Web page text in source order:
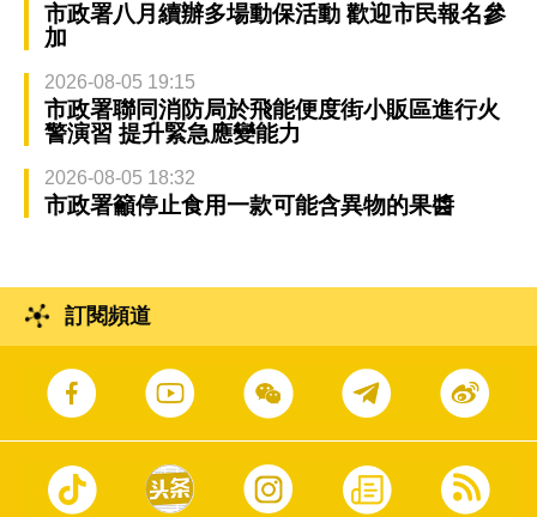
市政署八月續辦多場動保活動 歡迎市民報名參
加
2026-08-05 19:15
市政署聯同消防局於飛能便度街小販區進行火
警演習 提升緊急應變能力
2026-08-05 18:32
市政署籲停止食用一款可能含異物的果醬
訂閱頻道